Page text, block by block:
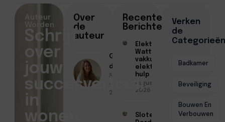
Over
de
auteur
Geschreven
door
Sofia Mendes
● Februari 12,
2026
Recente
Berichten
Elektricien
Watt voor
vakkundige
elektrische
hulp
Augustus 5,
2026
Slotenmaker
Verken
de
Categorieën
Badkamer
Beveiliging
Bouwen En
Verbouwen
Auteur
Worden
Schrijf
over
jouw
succesverhaal
in
wonen